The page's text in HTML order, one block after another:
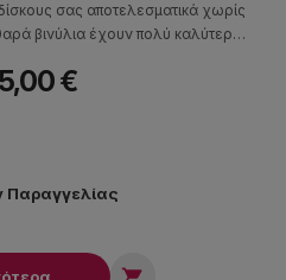
σας αποτελεσματικά χωρίς
βινύλια έχουν πολύ καλύτερο
Spin Clean ο καθαρισμός γίνεται
€
Παραγγελίας